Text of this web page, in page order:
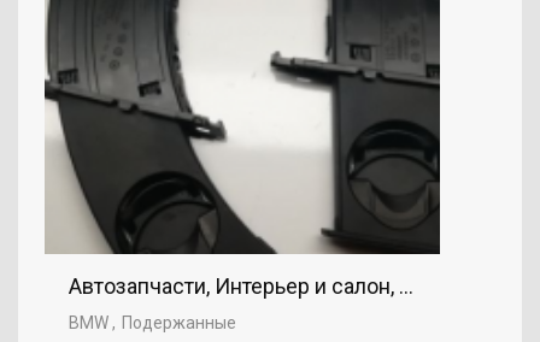
Автозапчасти, Интерьер и салон, BMW
BMW Подержанные